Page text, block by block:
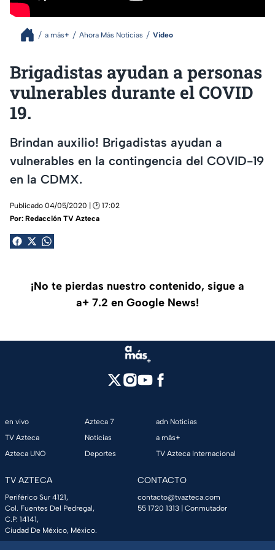
a más+ Ahora Más Noticias Video
Brigadistas ayudan a personas
vulnerables durante el COVID
19.
Brindan auxilio! Brigadistas ayudan a
vulnerables en la contingencia del COVID-19
en la CDMX.
Publicado 04/05/2020 | 🕑 17:02
Por: Redacción TV Azteca
¡No te pierdas nuestro contenido, sigue a
a+ 7.2 en Google News!
en vivo
TV Azteca
Azteca UNO
Azteca 7
Noticias
Deportes
adn Noticias
a más+
TV Azteca Internacional
TV AZTECA
Periférico Sur 4121,
Col. Fuentes Del Pedregal,
C.P. 14141,
Ciudad De México, México.
CONTACTO
contacto@tvazteca.com
55 1720 1313 | Conmutador